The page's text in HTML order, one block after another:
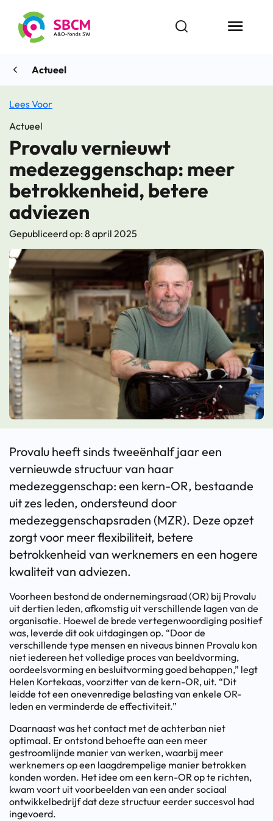
inhoud
Open zoekbalk
Menu
Actueel
Lees Voor
Actueel
Provalu vernieuwt
medezeggenschap: meer
betrokkenheid, betere
adviezen
Gepubliceerd op: 8 april 2025
Provalu heeft sinds tweeënhalf jaar een
vernieuwde structuur van haar
medezeggenschap: een kern-OR, bestaande
uit zes leden, ondersteund door
medezeggenschapsraden (MZR). Deze opzet
zorgt voor meer flexibiliteit, betere
betrokkenheid van werknemers en een hogere
kwaliteit van adviezen.
Voorheen bestond de ondernemingsraad (OR) bij Provalu
uit dertien leden, afkomstig uit verschillende lagen van de
organisatie. Hoewel de brede vertegenwoordiging positief
was, leverde dit ook uitdagingen op. “Door de
verschillende type mensen en niveaus binnen Provalu kon
niet iedereen het volledige proces van beeldvorming,
oordeelsvorming en besluitvorming goed behappen,” legt
Helen Kortekaas, voorzitter van de kern-OR, uit. “Dit
leidde tot een onevenredige belasting van enkele OR-
leden en verminderde de effectiviteit.”
Daarnaast was het contact met de achterban niet
optimaal. Er ontstond behoefte aan een meer
gestroomlijnde manier van werken, waarbij meer
werknemers op een laagdrempelige manier betrokken
konden worden. Het idee om een kern-OR op te richten,
kwam voort uit voorbeelden van een ander sociaal
ontwikkelbedrijf dat deze structuur eerder succesvol had
ingevoerd.